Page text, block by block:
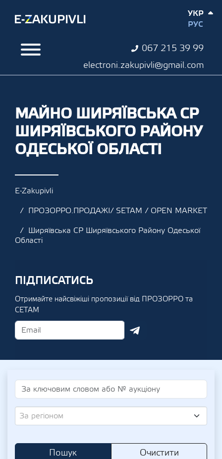
067 215 39 99
electroni.zakupivli@gmail.com
УКР
РУС
МАЙНО ШИРЯЇВСЬКА СР
ШИРЯЇВСЬКОГО РАЙОНУ
ОДЕСЬКОЇ ОБЛАСТІ
E-Zakupivli
ПРОЗОРРО.ПРОДАЖІ/ SETAM / OPEN MARKET
Ширяївська СР Ширяївського Району Одеської
Області
ПІДПИСАТИСЬ
Отримайте найсвіжіші пропозиції від ПРОЗОРРО та
СЕТАМ
За регіоном
Пошук Очистити